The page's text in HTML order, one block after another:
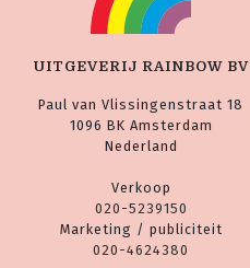
UITGEVERIJ RAINBOW BV
Paul van Vlissingenstraat 18
1096 BK Amsterdam
Nederland
Verkoop
020-5239150
Marketing / publiciteit
020-4624380